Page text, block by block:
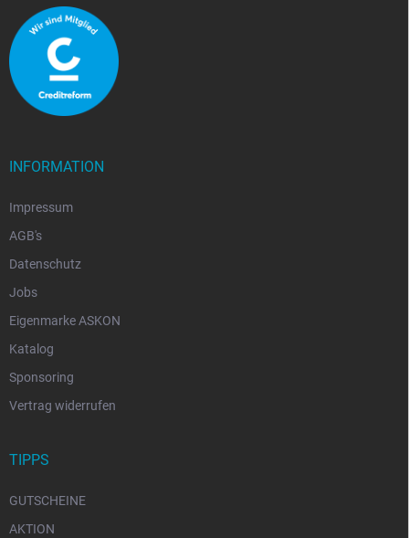
INFORMATION
Impressum
AGB's
Datenschutz
Jobs
Eigenmarke ASKON
Katalog
Sponsoring
Vertrag widerrufen
TIPPS
GUTSCHEINE
AKTION